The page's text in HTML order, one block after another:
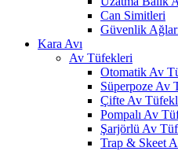
Can Simitleri
Güvenlik
Kara Avı
Av Tüfekleri
Otomatik Av
Süperpoze Av
Çifte Av
Pompalı Av
Şarjörlü Av
Trap & Skeet